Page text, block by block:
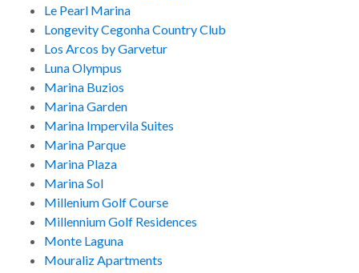
Le Pearl Marina
Longevity Cegonha Country Club
Los Arcos by Garvetur
Luna Olympus
Marina Buzios
Marina Garden
Marina Impervila Suites
Marina Parque
Marina Plaza
Marina Sol
Millenium Golf Course
Millennium Golf Residences
Monte Laguna
Mouraliz Apartments